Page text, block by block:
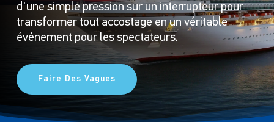
d'une simple pression sur un interrupteur pour
transformer tout accostage en un véritable
événement pour les spectateurs.
Faire Des Vagues